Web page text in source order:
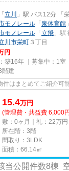
「立川
」駅 バス12分 「
モノレール 「泉体育館
モノレール 「立飛 」駅
川市栄町 ３丁目
円
築16年 ｜募集中： 1室
階建
はまとめてご紹介可
15.4万円
(管理費・共益費 6,000
敷：0ヶ月｜礼：22万円
所在階：3階
間取り：3LDK
面積：66.14㎡
当公開件数8棟